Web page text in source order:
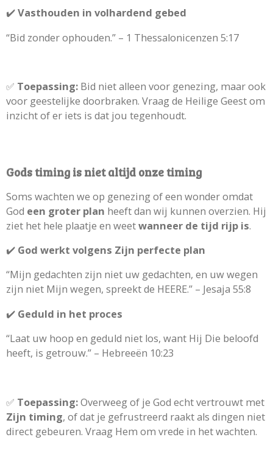
✔️Vasthouden in volhardend gebed
“Bid zonder ophouden.” – 1 Thessalonicenzen 5:17
✅ Toepassing: Bid niet alleen voor genezing, maar ook
voor geestelijke doorbraken. Vraag de Heilige Geest om
inzicht of er iets is dat jou tegenhoudt.
Gods timing is niet altijd onze timing
Soms wachten we op genezing of een wonder omdat
God een groter plan heeft dan wij kunnen overzien. Hij
ziet het hele plaatje en weetwanneer de tijd rijp is.
✔️ God werkt volgens Zijn perfecte plan
“Mijn gedachten zijn niet uw gedachten, en uw wegen
zijn niet Mijn wegen, spreekt de HEERE.” – Jesaja 55:8
✔️ Geduld in het proces
“Laat uw hoop en geduld niet los, want Hij Die beloofd
heeft, is getrouw.” – Hebreeën 10:23
✅ Toepassing:Overweeg of je God echt vertrouwt met
Zijn timing, of dat je gefrustreerd raakt als dingen niet
direct gebeuren. Vraag Hem om vrede in het wachten.